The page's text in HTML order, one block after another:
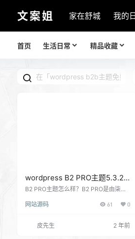
文案姐 家在舒城 我的
首页 生活日常 精品收藏
wordpress B2 PRO主题5.3.2
最新免授权版
B2 PRO主题怎么样？B2 PRO是由柒比
其设计风格专业且时尚，功能十分强
的主题选项面板、高级定制的字体选项
等，可以轻松地根据自己的需求定制网
网站源码 61 0
皮先生 2 年前